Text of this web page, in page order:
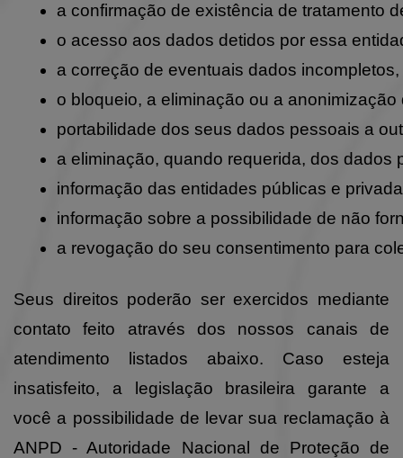
a confirmação de existência de tratamento
o acesso aos dados detidos por essa
a correção de eventuais dados
o bloqueio, a eliminação ou a
portabilidade dos seus dados pessoais a
a eliminação, quando requerida, dos
informação das entidades públicas e
informação sobre a possibilidade de não
a revogação do seu consentimento para
Seus direitos poderão ser exercidos mediante
contato feito através dos nossos canais de
atendimento listados abaixo. Caso esteja
insatisfeito, a legislação brasileira garante a
você a possibilidade de levar sua reclamação à
ANPD - Autoridade Nacional de Proteção de